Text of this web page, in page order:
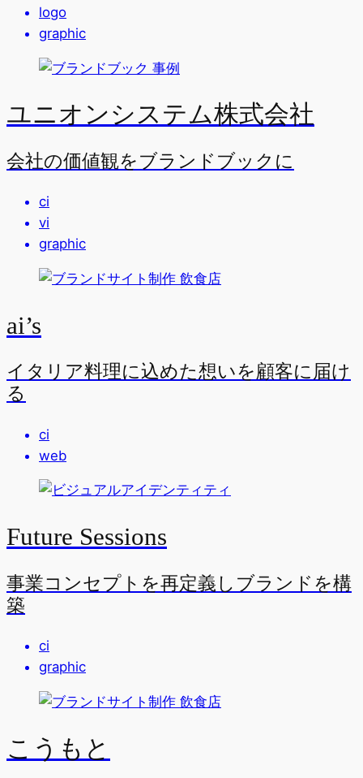
logo
graphic
ユニオンシステム株式会社
会社の価値観をブランドブックに
ci
vi
graphic
ai’s
イタリア料理に込めた想いを顧客に届け
る
ci
web
Future Sessions
事業コンセプトを再定義しブランドを構
築
ci
graphic
こうもと